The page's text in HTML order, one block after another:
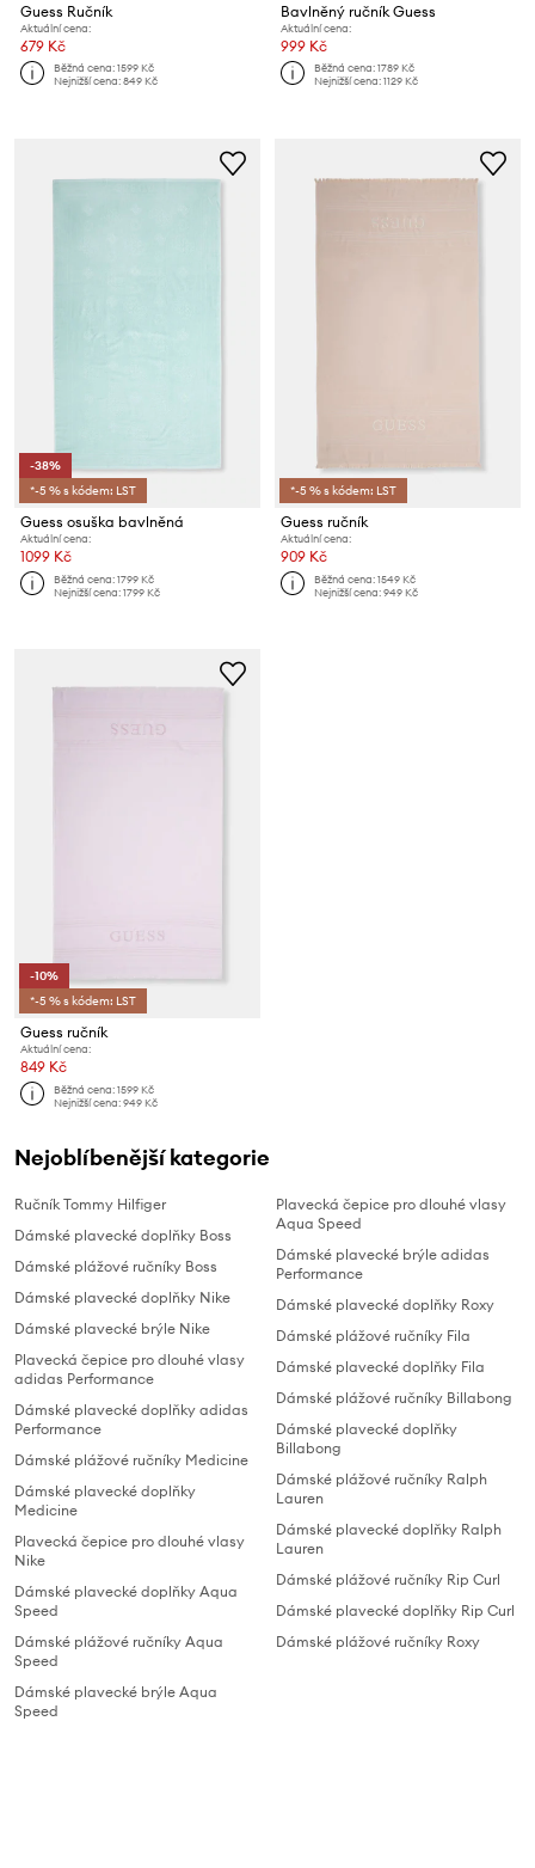
Guess Ručník
Aktuální cena:
679 Kč
Běžná cena:1599 Kč
Nejnižší cena:849 Kč
Bavlněný ručník Guess
Aktuální cena:
999 Kč
Běžná cena:1789 Kč
Nejnižší cena:1129 Kč
-38%
*-5 % s kódem: LST
Guess osuška bavlněná
Aktuální cena:
1099 Kč
Běžná cena:1799 Kč
Nejnižší cena:1799 Kč
*-5 % s kódem: LST
Guess ručník
Aktuální cena:
909 Kč
Běžná cena:1549 Kč
Nejnižší cena:949 Kč
-10%
*-5 % s kódem: LST
Guess ručník
Aktuální cena:
849 Kč
Běžná cena:1599 Kč
Nejnižší cena:949 Kč
Nejoblíbenější kategorie
Ručník Tommy Hilfiger
Dámské plavecké doplňky Boss
Dámské plážové ručníky Boss
Dámské plavecké doplňky Nike
Dámské plavecké brýle Nike
Plavecká čepice pro dlouhé vlasy
adidas Performance
Dámské plavecké doplňky adidas
Performance
Dámské plážové ručníky Medicine
Dámské plavecké doplňky
Medicine
Plavecká čepice pro dlouhé vlasy
Nike
Dámské plavecké doplňky Aqua
Speed
Dámské plážové ručníky Aqua
Speed
Dámské plavecké brýle Aqua
Speed
Plavecká čepice pro dlouhé vlasy
Aqua Speed
Dámské plavecké brýle adidas
Performance
Dámské plavecké doplňky Roxy
Dámské plážové ručníky Fila
Dámské plavecké doplňky Fila
Dámské plážové ručníky Billabong
Dámské plavecké doplňky
Billabong
Dámské plážové ručníky Ralph
Lauren
Dámské plavecké doplňky Ralph
Lauren
Dámské plážové ručníky Rip Curl
Dámské plavecké doplňky Rip Curl
Dámské plážové ručníky Roxy